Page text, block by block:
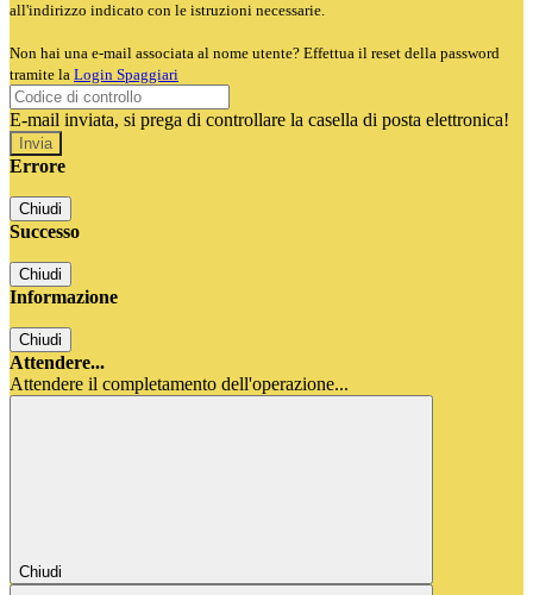
all'indirizzo indicato con le istruzioni necessarie.
Non hai una e-mail associata al nome utente? Effettua il reset della password
tramite la Login Spaggiari
E-mail inviata, si prega di controllare la casella di posta elettronica!
Errore
Chiudi
Successo
Chiudi
Informazione
Chiudi
Attendere...
Attendere il completamento dell'operazione...
Chiudi